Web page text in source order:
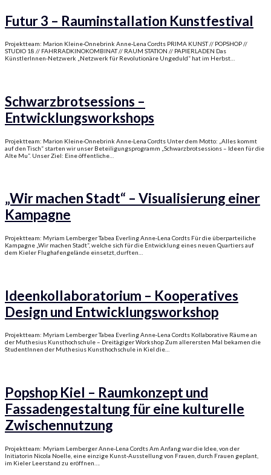
Futur 3 – Rauminstallation Kunstfestival
Projektteam: Marion Kleine-Onnebrink Anne-Lena Cordts PRIMA KUNST // POPSHOP //
STUDIO 18 // FAHRRADKINOKOMBINAT // RAUM STATION // PAPIERLADEN Das
KünstlerInnen-Netzwerk „Netzwerk für Revolutionäre Ungeduld“ hat im Herbst…
Schwarzbrotsessions –
Entwicklungsworkshops
Projektteam: Marion Kleine-Onnebrink Anne-Lena Cordts Unter dem Motto: „Alles kommt
auf den Tisch“ starten wir unser Beteiligungsprogramm „Schwarzbrotsessions – Ideen für die
Alte Mu“. Unser Ziel: Eine öffentliche…
„Wir machen Stadt“ – Visualisierung einer
Kampagne
Projektteam: Myriam Lemberger Tabea Everling Anne-Lena Cordts Für die überparteiliche
Kampagne „Wir machen Stadt“, welche sich für die Entwicklung eines neuen Quartiers auf
dem Kieler Flughafengelände einsetzt, durften…
Ideenkollaboratorium – Kooperatives
Design und Entwicklungsworkshop
Projektteam: Myriam Lemberger Tabea Everling Anne-Lena Cordts Kollaborative Räume an
der Muthesius Kunsthochschule – Dreitägiger Workshop Zum allerersten Mal bekamen die
StudentInnen der Muthesius Kunsthochschule in Kiel die…
Popshop Kiel – Raumkonzept und
Fassadengestaltung für eine kulturelle
Zwischennutzung
Projektteam: Myriam Lemberger Anne-Lena Cordts Am Anfang war die Idee, von der
Initiatorin Nicola Noelle, eine einzige Kunst-Ausstellung von Frauen, durch Frauen geplant,
im Kieler Leerstand zu eröffnen….